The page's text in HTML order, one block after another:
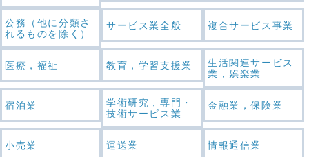
公務（他に分類さ
れるものを除く）
サービス業全般 複合サービス事業
医療，福祉 教育，学習支援業
生活関連サービス
業，娯楽業
宿泊業
学術研究，専門・
技術サービス業
金融業，保険業
小売業 運送業 情報通信業